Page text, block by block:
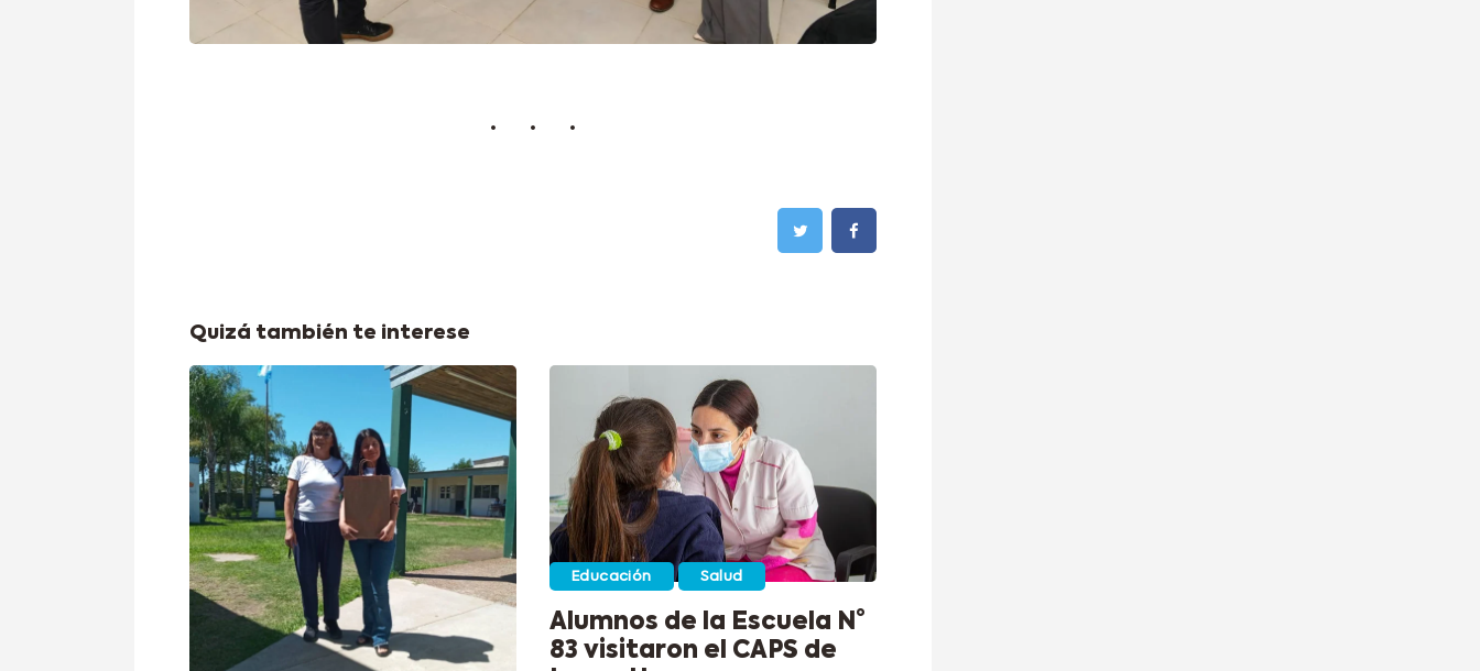
Quizá también te interese
Educación Salud
Alumnos de la Escuela N°
83 visitaron el CAPS de